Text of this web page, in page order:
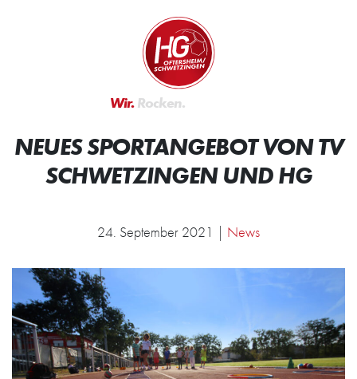
Zur Startseite
Wir.Rocken.
NEUES SPORTANGEBOT VON TV
SCHWETZINGEN UND HG
24. September 2021 | News